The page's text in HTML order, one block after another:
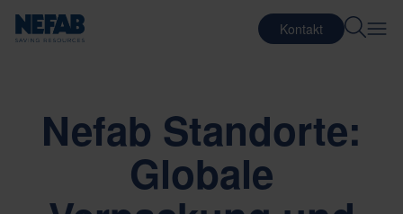
Kontakt
Nefab Standorte:
Globale